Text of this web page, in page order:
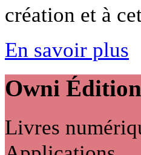
création et à
En savoir plus
Owni
Livres